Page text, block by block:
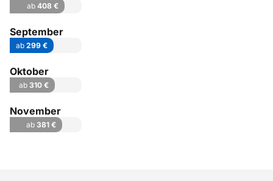
ab 408 €
September
ab299 €
Oktober
ab 310 €
November
ab 381 €